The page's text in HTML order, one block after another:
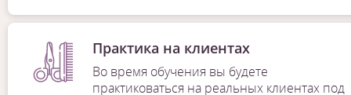
Практика на клиентах
Во время обучения вы будете
практиковаться на реальных клиентах под